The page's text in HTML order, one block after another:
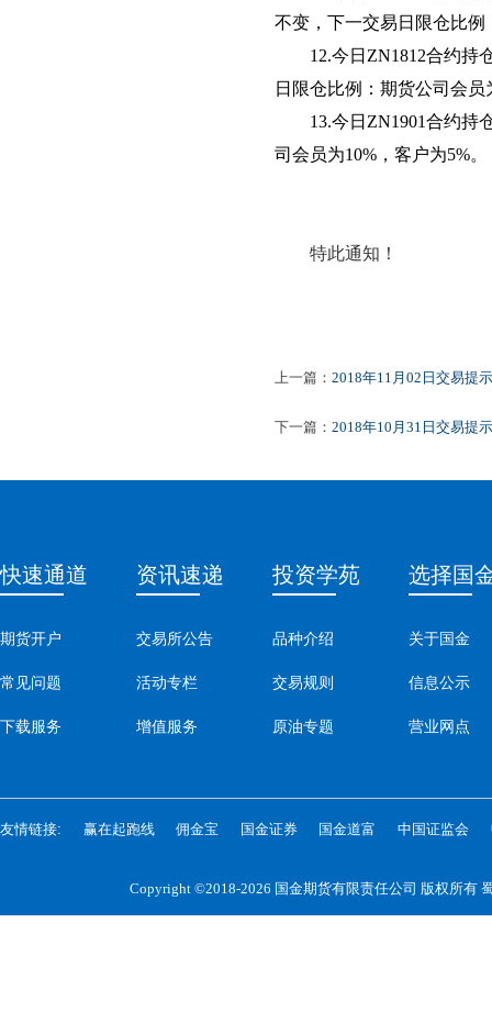
不变，下一交易日限仓比
12.今日ZN1812合约持
日限仓比例：期货公司会
13.今日ZN1901合约持
司会员为10%，客户为5%。
特此通知！
上一篇： 2018年11月02日交易提示
下一篇： 2018年10月31日交易提示
快速通道
期货开户
常见问题
下载服务
资讯速递
交易所公告
活动专栏
增值服务
投资学苑
品种介绍
交易规则
原油专题
选择国
关于国金
信息公示
营业网点
友情链接: 赢在起跑线 佣金宝 国金证券 国金道富 中国证监会
Copyright ©2018-2026 国金期货有限责任公司 版权所有